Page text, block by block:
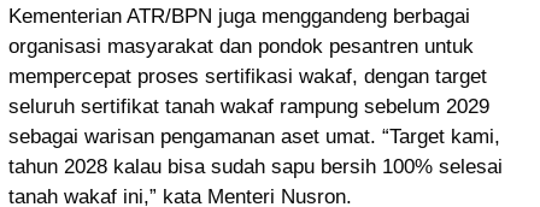
Kementerian ATR/BPN juga menggandeng berbagai
organisasi masyarakat dan pondok pesantren untuk
mempercepat proses sertifikasi wakaf, dengan target
seluruh sertifikat tanah wakaf rampung sebelum 2029
sebagai warisan pengamanan aset umat. “Target kami,
tahun 2028 kalau bisa sudah sapu bersih 100% selesai
tanah wakaf ini,” kata Menteri Nusron.